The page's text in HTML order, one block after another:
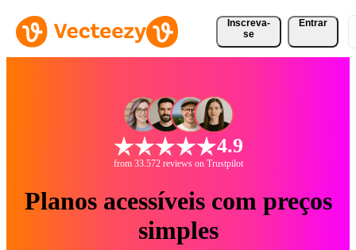
Inscreva-
se
Entrar
4.9
from 33.572 reviews on Trustpilot
Planos acessíveis com preços
simples